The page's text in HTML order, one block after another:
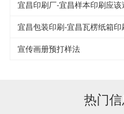
宜昌印刷厂-宜昌样本印刷应
宜昌包装印刷-宜昌瓦楞纸箱
宣传画册预打样法
热门